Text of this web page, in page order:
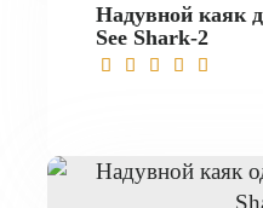
Надувной каяк
See Shark-2